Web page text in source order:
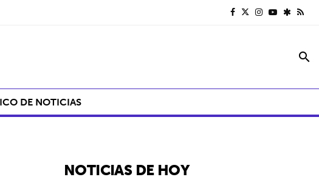
search
DE NOTICIAS
NOTICIAS DE HOY